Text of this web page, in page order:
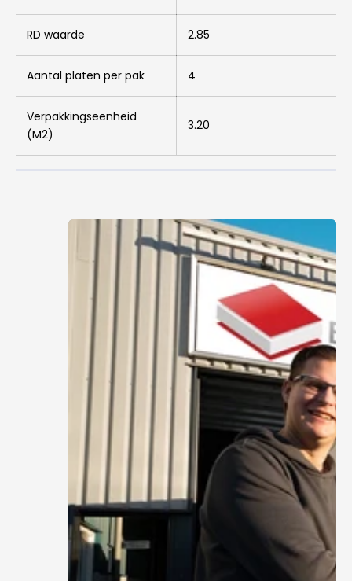
RD waarde 2.85
Aantal platen per pak 4
Verpakkingseenheid
(M2)
3.20